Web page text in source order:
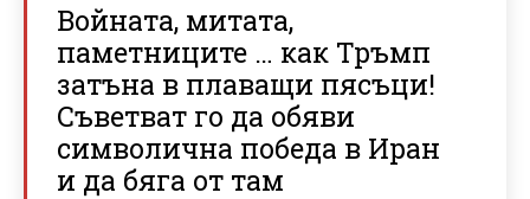
Войната, митата,
паметниците … как Тръмп
затъна в плаващи пясъци!
Съветват го да обяви
символична победа в Иран
и да бяга от там